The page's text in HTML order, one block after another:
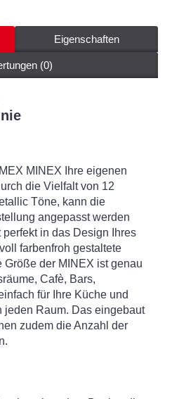
Eigenschaften
(0)
MINEX Ihre eigenen
die Vielfalt von 12
Töne, kann die
angepasst werden
in das Design Ihres
farbenfroh gestaltete
Größe der MINEX ist genau
Cafè, Bars,
für Ihre Küche und
jeden Raum. Das eingebaut
zudem die Anzahl der